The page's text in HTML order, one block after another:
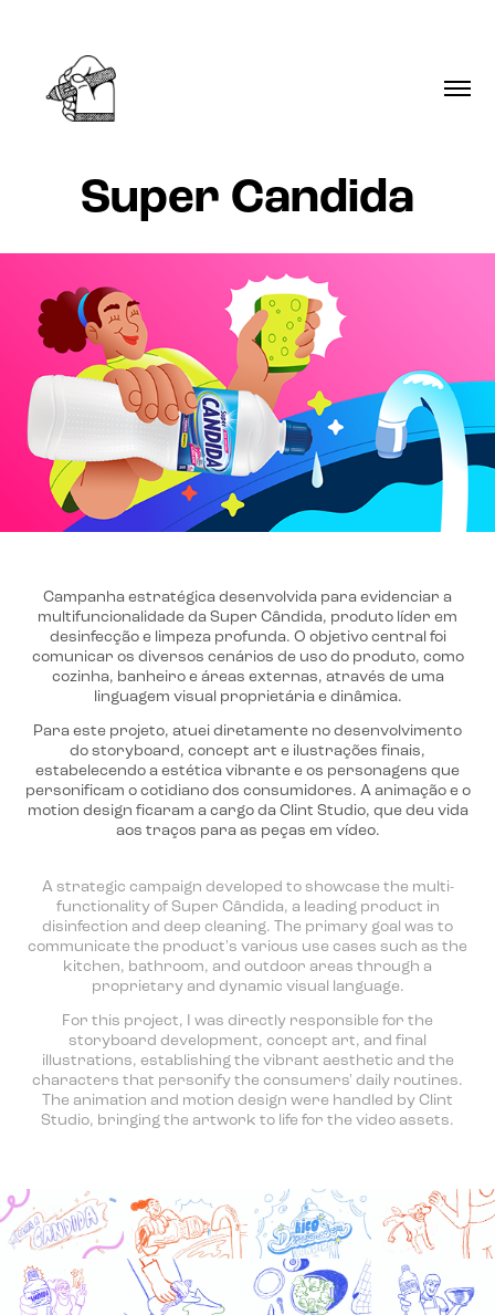
Super Candida
Campanha estratégicadesenvolvida para evidenciar a
multifuncionalidade da Super Cândida, produto líder em
desinfecção e limpeza profunda. O objetivo central foi
comunicar os diversos cenários de uso do produto, como
cozinha, banheiro e áreas externas, através de uma
linguagem visual proprietária e dinâmica.
Para este projeto, atuei diretamente no desenvolvimento
do storyboard, concept art e ilustrações finais,
estabelecendo a estética vibrante e os personagens que
personificam o cotidiano dos consumidores. A animação e o
motion design ficaram a cargo da Clint Studio, que deu vida
aos traços para as peças em vídeo.
A strategic campaign developed to showcase the multi-
functionality of Super Cândida, a leading product in
disinfection and deep cleaning. The primary goal was to
communicate the product's various use cases such as the
kitchen, bathroom, and outdoor areas through a
proprietary and dynamic visual language.
For this project, I was directly responsible for the
storyboard development, concept art, and final
illustrations, establishing the vibrant aesthetic and the
characters that personify the consumers' daily routines.
The animation and motion design were handled by Clint
Studio, bringing the artwork to life for the video assets.